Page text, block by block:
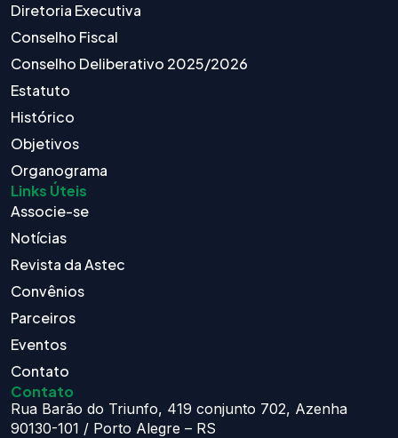
Diretoria Executiva
Conselho Fiscal
Conselho Deliberativo 2025/2026
Estatuto
Histórico
Objetivos
Organograma
Links Úteis
Associe-se
Notícias
Revista da Astec
Convênios
Parceiros
Eventos
Contato
Contato
Rua Barão do Triunfo, 419 conjunto 702, Azenha
90130-101 / Porto Alegre – RS